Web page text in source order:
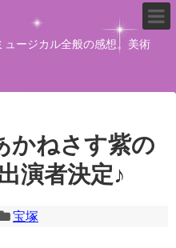
ージカル全般の感想。美術
ねさす紫の
演者決定♪
宝塚